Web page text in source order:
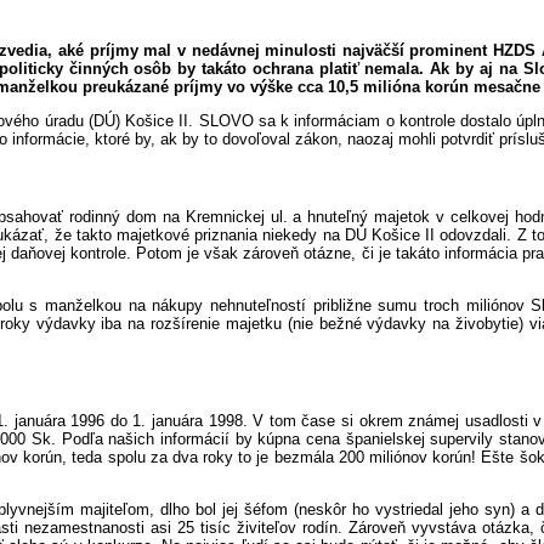
aké príjmy mal v nedávnej minulosti najväčší prominent
činných osôb by takáto ochrana platiť nemala. Ak by aj na
preukázané príjmy vo výške cca 10,5 milióna korún
úradu (DÚ) Košice II. SLOVO sa k informáciam o kontrole dostalo
ktoré by, ak by to dovoľoval zákon, naozaj mohli potvrdiť
rodinný dom na Kremnickej ul. a hnuteľný majetok v celkovej
že takto majetkové priznania niekedy na DÚ Košice II odovzdali.
kontrole. Potom je však zároveň otázne, či je takáto informácia
s manželkou na nákupy nehnuteľností približne sumu troch miliónov
výdavky iba na rozšírenie majetku (nie bežné výdavky na živobytie)
1996 do 1. januára 1998. V tom čase si okrem známej
Sk. Podľa našich informácií by kúpna cena španielskej supervily
korún, teda spolu za dva roky to je bezmála 200 miliónov korún! Ešte
majiteľom, dlho bol jej šéfom (neskôr ho vystriedal jeho syn) a
nezamestnanosti asi 25 tisíc živiteľov rodín. Zároveň vyvstáva